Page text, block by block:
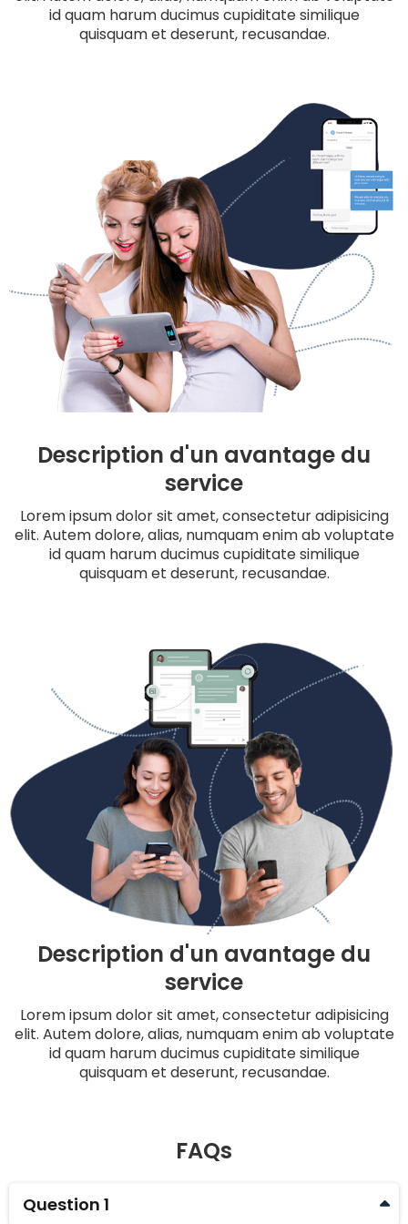
id quam harum ducimus cupiditate similique
quisquam et deserunt, recusandae.
Description d'un avantage du
service
Lorem ipsum dolor sit amet, consectetur adipisicing
elit. Autem dolore, alias, numquam enim ab voluptate
id quam harum ducimus cupiditate similique
quisquam et deserunt, recusandae.
Description d'un avantage du
service
Lorem ipsum dolor sit amet, consectetur adipisicing
elit. Autem dolore, alias, numquam enim ab voluptate
id quam harum ducimus cupiditate similique
quisquam et deserunt, recusandae.
FAQs
Question 1